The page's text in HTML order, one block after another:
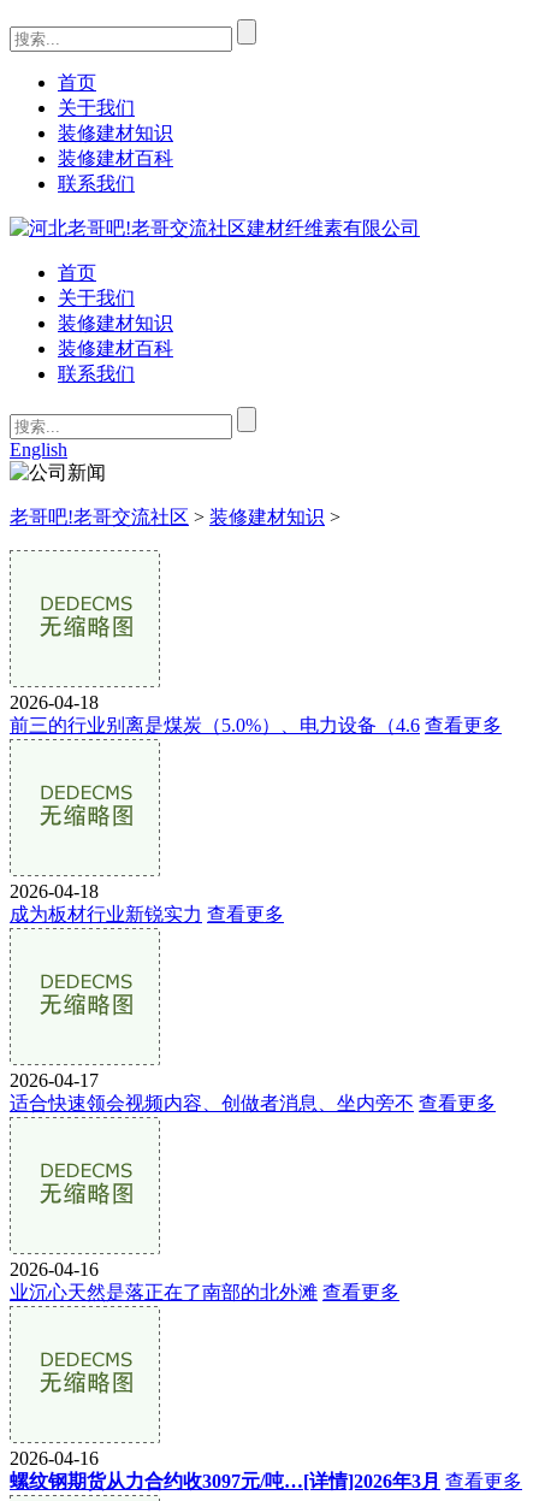
首页
关于我们
装修建材知识
装修建材百科
联系我们
首页
关于我们
装修建材知识
装修建材百科
联系我们
English
老哥吧!老哥交流社区 > 装修建材知识 >
2026-04-18
前三的行业别离是煤炭（5.0%）、电力设备（4.6 查看更多
2026-04-18
成为板材行业新锐实力 查看更多
2026-04-17
适合快速领会视频内容、创做者消息、坐内旁不 查看更多
2026-04-16
业沉心天然是落正在了南部的北外滩 查看更多
2026-04-16
螺纹钢期货从力合约收3097元/吨…[详情]2026年3月 查看更多